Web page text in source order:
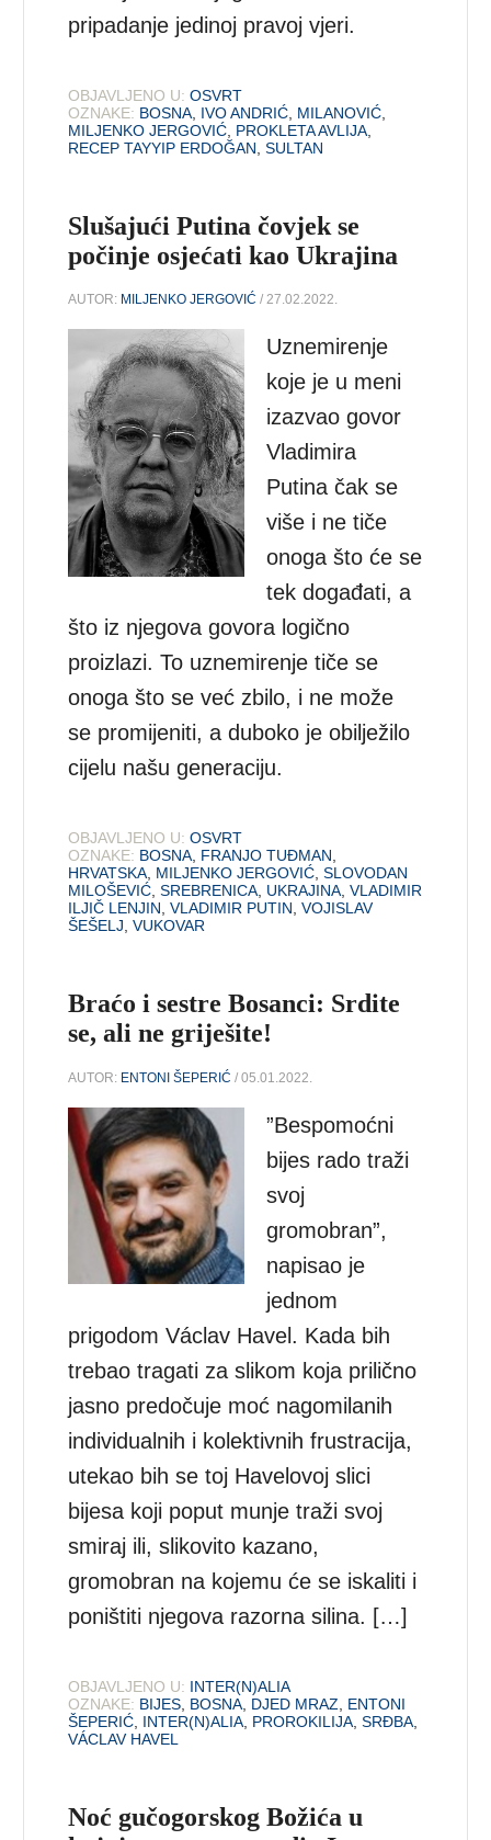
pripadanje jedinoj pravoj vjeri.
OBJAVLJENO U: OSVRT
OZNAKE: BOSNA IVO ANDRIĆ MILANOVIĆ
MILJENKO JERGOVIĆ PROKLETA AVLIJA
RECEP TAYYIP ERDOĞAN ,SULTAN
Slušajući Putina čovjek se
počinje osjećati kao Ukrajina
AUTOR: MILJENKO JERGOVIĆ / 27.02.2022.
Uznemirenje
koje je u meni
izazvao govor
Vladimira
Putina čak se
više i ne tiče
onoga što će se
tek događati, a
što iz njegova govora logično
proizlazi. To uznemirenje tiče se
onoga što se već zbilo, i ne može
se promijeniti, a duboko je obilježilo
cijelu našu generaciju.
OBJAVLJENO U: OSVRT
OZNAKE: BOSNA, FRANJO TUĐMAN,
HRVATSKA, MILJENKO JERGOVIĆ,SLOVODAN
MILOŠEVIĆ,SREBRENICA, UKRAJINA,VLADIMIR
ILJIČ LENJIN,VLADIMIR PUTIN,VOJISLAV
ŠEŠELJ,VUKOVAR
Braćo i sestre Bosanci: Srdite
se, ali ne griješite!
AUTOR: ENTONI ŠEPERIĆ / 05.01.2022.
”Bespomoćni
bijes rado traži
svoj
gromobran”,
napisao je
jednom
prigodom Václav Havel. Kada bih
trebao tragati za slikom koja prilično
jasno predočuje moć nagomilanih
individualnih i kolektivnih frustracija,
utekao bih se toj Havelovoj slici
bijesa koji poput munje traži svoj
smiraj ili, slikovito kazano,
gromobran na kojemu će se iskaliti i
poništiti njegova razorna silina. […]
OBJAVLJENO U: INTER(N)ALIA
OZNAKE: BIJES, BOSNA, DJED MRAZ, ENTONI
ŠEPERIĆ, INTER(N)ALIA, PROROKILIJA,SRĐBA,
VÁCLAV HAVEL
Noć gučogorskog Božića u